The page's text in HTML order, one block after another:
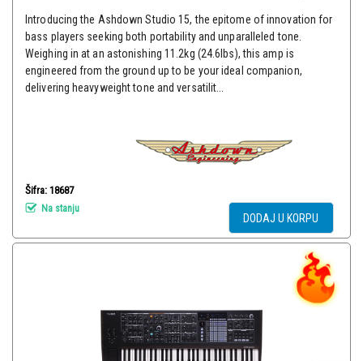
Introducing the Ashdown Studio 15, the epitome of innovation for
bass players seeking both portability and unparalleled tone.
Weighing in at an astonishing 11.2kg (24.6lbs), this amp is
engineered from the ground up to be your ideal companion,
delivering heavyweight tone and versatilit...
Šifra: 18687
Na stanju
DODAJ U KORPU